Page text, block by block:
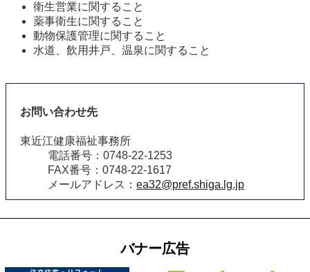
衛生営業に関すること
薬事衛生に関すること
動物保護管理に関すること
水道、飲用井戸、温泉に関すること
お問い合わせ先
東近江健康福祉事務所
電話番号：0748-22-1253
FAX番号：0748-22-1617
メールアドレス： ea32@pref.shiga.lg.jp
バナー広告